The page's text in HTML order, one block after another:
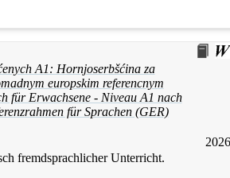
A1: Hornjoserbšćina za
europskim referencnym
für Erwachsene - Niveau A1 nach
für Sprachen (GER)
2026
fremdsprachlicher Unterricht.